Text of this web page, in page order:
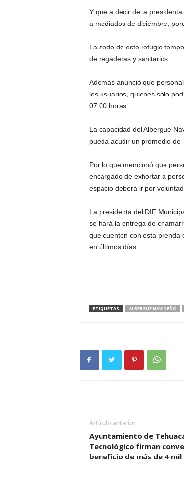
Y que a decir de la
a mediados de diciembre,
La sede de este refugio
de regaderas y sanitarios.
Además anunció que
los usuarios, quienes sólo
07:00 horas.
La capacidad del Albergue
pueda acudir un promedio de
Por lo que mencionó que
encargado de exhortar a
espacio deberá ir por voluntad
La presidenta del DIF
se hará la entrega de
que cuenten con esta prenda
en últimos días.
ETIQUETAS ALBERGUE NAVIDEÑO
Artículo anterior
Ayuntamiento de
Tecnológico firman
beneficio de más de 4